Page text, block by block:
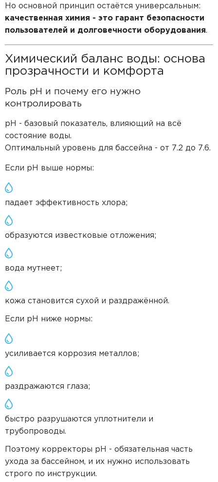
Но основной принцип остаётся универсальным:
качественная химия - это гарант безопасности
пользователей и долговечности оборудования.
Химический баланс воды: основа
прозрачности и комфорта
Роль pH и почему его нужно
контролировать
pH - базовый показатель, влияющий на всё
состояние воды.
Оптимальный уровень для бассейна - от 7.2 до 7.6.
Если pH выше нормы:
падает эффективность хлора;
образуются известковые отложения;
вода мутнеет;
кожа становится сухой и раздражённой.
Если pH ниже нормы:
усиливается коррозия металлов;
раздражаются глаза;
быстро разрушаются уплотнители и
трубопроводы.
Поэтому корректоры pH - обязательная часть
ухода за бассейном, и их нужно использовать
строго по инструкции.